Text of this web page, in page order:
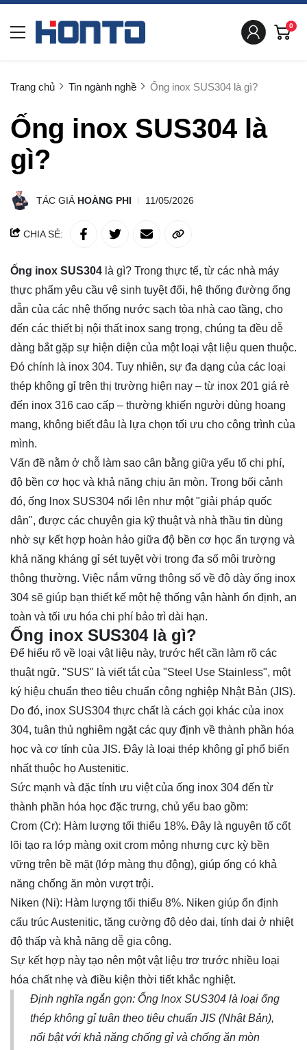
0
Trang chủ Tin ngành nghề Ống inox SUS304 là gì?
Ống inox SUS304 là
gì?
TÁC GIẢ HOÀNG PHI 11/05/2026
CHIA SẺ:
Ống inox SUS304 là gì? Trong thực tế, từ các nhà máy
thực phẩm yêu cầu vệ sinh tuyệt đối, hệ thống đường ống
dẫn của các nhệ thống nước sạch tòa nhà cao tầng, cho
đến các thiết bị nội thất inox sang trọng, chúng ta đều dễ
dàng bắt gặp sự hiện diện của một loại vật liệu quen thuộc.
Đó chính là inox 304. Tuy nhiên, sự đa dạng của các loại
thép không gỉ trên thị trường hiện nay – từ inox 201 giá rẻ
đến inox 316 cao cấp – thường khiến người dùng hoang
mang, không biết đâu là lựa chọn tối ưu cho công trình của
mình.
Vấn đề nằm ở chỗ làm sao cân bằng giữa yếu tố chi phí,
độ bền cơ học và khả năng chịu ăn mòn. Trong bối cảnh
đó, ống lnox SUS304 nổi lên như một "giải pháp quốc
dân", được các chuyên gia kỹ thuật và nhà thầu tin dùng
nhờ sự kết hợp hoàn hảo giữa độ bền cơ học ấn tượng và
khả năng kháng gỉ sét tuyệt vời trong đa số môi trường
thông thường. Việc nắm vững thông số về độ dày ống inox
304 sẽ giúp bạn thiết kế một hệ thống vận hành ổn định, an
toàn và tối ưu hóa chi phí bảo trì dài hạn.
Ống inox SUS304 là gì?
Để hiểu rõ về loại vật liệu này, trước hết cần làm rõ các
thuật ngữ. "SUS" là viết tắt của "Steel Use Stainless", một
ký hiệu chuẩn theo tiêu chuẩn công nghiệp Nhật Bản (JIS).
Do đó, inox SUS304 thực chất là cách gọi khác của inox
304, tuân thủ nghiêm ngặt các quy định về thành phần hóa
học và cơ tính của JIS. Đây là loại thép không gỉ phổ biến
nhất thuộc họ Austenitic.
Sức mạnh và đặc tính ưu việt của ống inox 304 đến từ
thành phần hóa học đặc trưng, chủ yếu bao gồm:
Crom (Cr): Hàm lượng tối thiểu 18%. Đây là nguyên tố cốt
lõi tạo ra lớp màng oxit crom mỏng nhưng cực kỳ bền
vững trên bề mặt (lớp màng thụ động), giúp ống có khả
năng chống ăn mòn vượt trội.
Niken (Ni): Hàm lượng tối thiểu 8%. Niken giúp ổn định
cấu trúc Austenitic, tăng cường độ dẻo dai, tính dai ở nhiệt
độ thấp và khả năng dễ gia công.
Sự kết hợp này tạo nên một vật liệu trơ trước nhiều loại
hóa chất nhẹ và điều kiện thời tiết khắc nghiệt.
Định nghĩa ngắn gọn: Ống lnox SUS304 là loại ống
thép không gỉ tuân theo tiêu chuẩn JIS (Nhật Bản),
nổi bật với khả năng chống gỉ và chống ăn mòn